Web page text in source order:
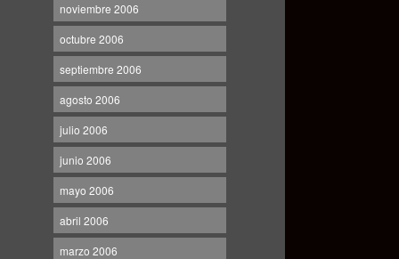
noviembre 2006
octubre 2006
septiembre 2006
agosto 2006
julio 2006
junio 2006
mayo 2006
abril 2006
marzo 2006